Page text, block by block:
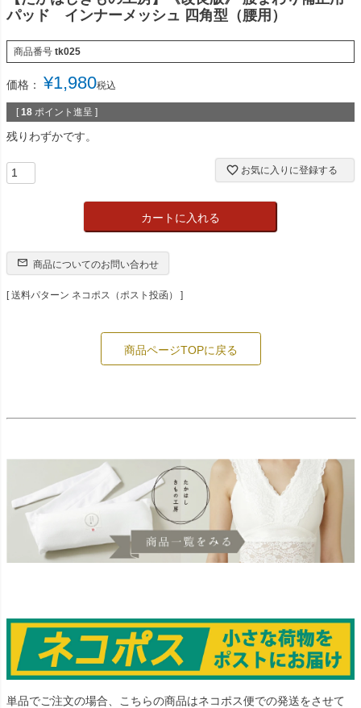
パッド インナーメッシュ 四角型（腰用）
商品番号 tk025
価格： ¥1,980税込
[ 18 ポイント進呈 ]
残りわずかです。
お気に入りに登録する
カートに入れる
商品についてのお問い合わせ
送料パターン ネコポス（ポスト投函）
商品ページTOPに戻る
単品でご注文の場合、こちらの商品はネコポス便での発送をさせて